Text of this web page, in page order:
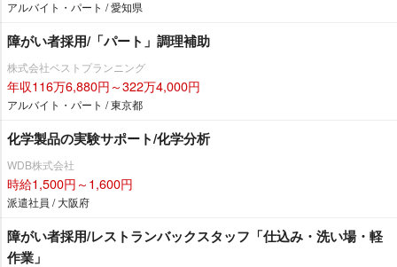
アルバイト・パート / 愛知県
障がい者採用/「パート」調理補助
株式会社ベストプランニング
年収116万6,880円～322万4,000円
アルバイト・パート / 東京都
化学製品の実験サポート/化学分析
WDB株式会社
時給1,500円～1,600円
派遣社員 / 大阪府
障がい者採用/レストランバックスタッフ「仕込み・洗い場・軽
作業」